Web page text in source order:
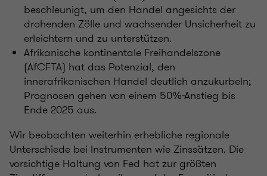
beschleunigt, um den Handel angesichts der
drohenden Zölle und wachsender Unsicherheit zu
erleichtern und zu unterstützen.
Afrikanische kontinentale Freihandelszone
(AfCFTA) hat das Potenzial, den
innerafrikanischen Handel deutlich anzukurbeln;
Prognosen gehen von einem 50%-Anstieg bis
Ende 2025 aus.
Wir beobachten weiterhin erhebliche regionale
Unterschiede bei Instrumenten wie Zinssätzen. Die
vorsichtige Haltung von Fed hat zur größten